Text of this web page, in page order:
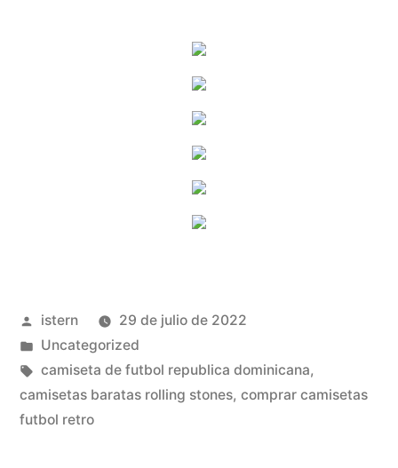
Publicado
por
istern
29 de julio de 2022
Publicado
en
Uncategorized
Etiquetas:
camiseta de futbol republica dominicana,
camisetas baratas rolling stones, comprar camisetas
futbol retro